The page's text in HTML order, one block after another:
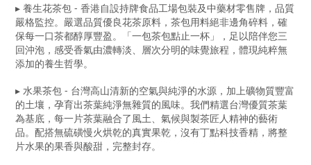
▸ 養生花茶包 - 香港自設持牌食品工場包裝及中藥材零售牌，品質
嚴格監控。嚴選品質優良花茶原料，茶包用料絕非邊角碎料，確
保每一口茶都醇厚豐盈。「一包茶包點止一杯」，足以陪伴您三
回沖泡，感受香氣由濃轉淡、層次分明的味覺旅程，體現純粹無
添加的養生哲學。
▸ 水果茶包 - 台灣高山清新的空氣與純淨的水源，加上礦物質豐富
的土壤，孕育出茶葉純淨無雜質的風味。我們精選台灣優質茶葉
為基底，每一片茶葉融合了風土、氣候與製茶匠人精神的藝術
品。配搭無硫磺慢火烘乾的真實果乾，沒有丁點科技香精，將整
片水果的果香與酸甜，完整封存。